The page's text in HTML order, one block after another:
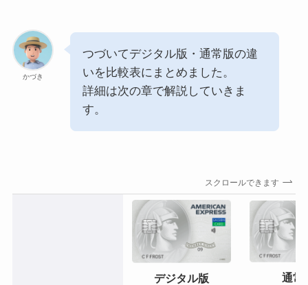
かづき
つづいてデジタル版・通常版の違
いを比較表にまとめました。
詳細は次の章で解説していきま
す。
スクロールできます
デジタル版 通常